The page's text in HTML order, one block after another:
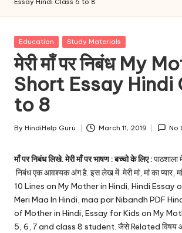
di
H
el
p
G
u
r
u.
c
o
m
Jankari
Hindi
me
Essay Hindi Class 5 to 8
Posted
in
Education Study Materials
मेरी माँ पर निबंध My
Short Essay Hindi
to 8
Posted
By HindiHelp Guru March 11, 2019 No
माँ पर निबंध लिखे. मेरी माँ पर भाषण : बच्चो के लिए :
निबंध एक आवश्यक अंग है. इस लेख में मेरी मां, मां का प्यार,
10 Lines on My Mother in Hindi, Hindi Essay
Meri Maa In Hindi, maa par Nibandh PDF
of Mother in Hindi, Essay for Kids on My
5, 6, 7 and class 8 student. जैसे Related विषय